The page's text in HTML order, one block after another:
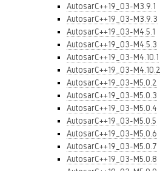
AutosarC++19_03-M3.9.1
AutosarC++19_03-M3.9.3
AutosarC++19_03-M4.5.1
AutosarC++19_03-M4.5.3
AutosarC++19_03-M4.10.1
AutosarC++19_03-M4.10.2
AutosarC++19_03-M5.0.2
AutosarC++19_03-M5.0.3
AutosarC++19_03-M5.0.4
AutosarC++19_03-M5.0.5
AutosarC++19_03-M5.0.6
AutosarC++19_03-M5.0.7
AutosarC++19_03-M5.0.8